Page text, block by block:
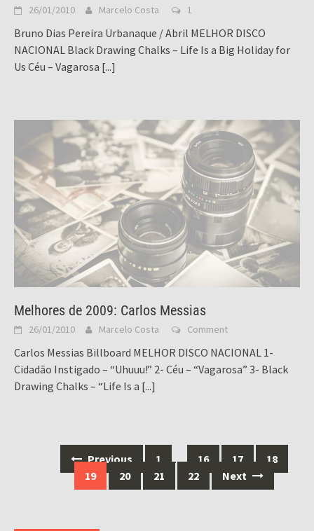
26/01/2010 Marcelo Costa 1
Bruno Dias Pereira Urbanaque / Abril MELHOR DISCO
NACIONAL Black Drawing Chalks – Life Is a Big Holiday for
Us Céu – Vagarosa [...]
Melhores de 2009: Carlos Messias
26/01/2010 Marcelo Costa Comment
Carlos Messias Billboard MELHOR DISCO NACIONAL 1-
Cidadão Instigado – “Uhuuu!” 2- Céu – “Vagarosa” 3- Black
Drawing Chalks – “Life Is a [...]
navigation
Previous 1 … 16 17
18
19
20 21 22 Next